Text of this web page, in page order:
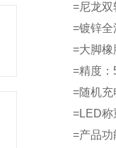
=尼龙双
=镀锌全
=大脚橡
=精度：
=随机充
=LED称
=产品功